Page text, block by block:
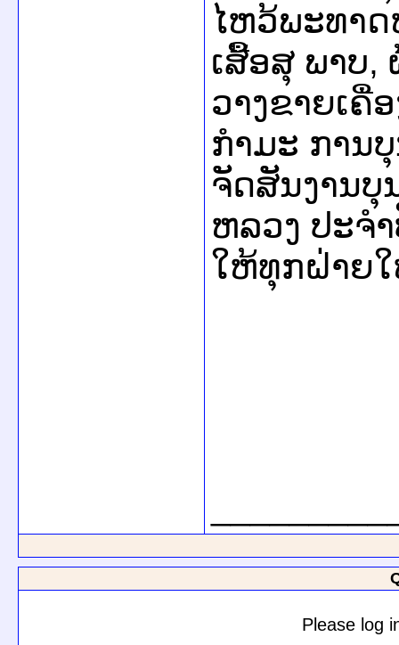
ໄຫວ້ພະທາ
ເສື້ອສຸ ພາບ,
ວາງຂາຍເຄື່
ກຳມະ ການ
ຈັດສັນງານ
ຫລວງ ປະຈ
ໃຫ້ທຸກຝ່າຍ
Please log